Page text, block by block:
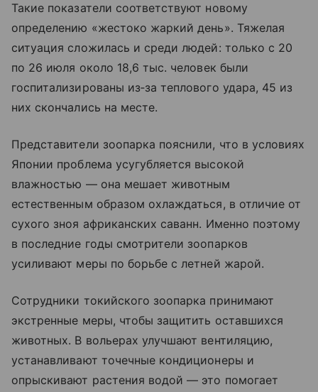
Такие показатели соответствуют новому
определению «жестоко жаркий день». Тяжелая
ситуация сложилась и среди людей: только с 20
по 26 июля около 18,6 тыс. человек были
госпитализированы из‑за теплового удара, 45 из
них скончались на месте.
Представители зоопарка пояснили, что в условиях
Японии проблема усугубляется высокой
влажностью — она мешает животным
естественным образом охлаждаться, в отличие от
сухого зноя африканских саванн. Именно поэтому
в последние годы смотрители зоопарков
усиливают меры по борьбе с летней жарой.
Сотрудники токийского зоопарка принимают
экстренные меры, чтобы защитить оставшихся
животных. В вольерах улучшают вентиляцию,
устанавливают точечные кондиционеры и
опрыскивают растения водой — это помогает